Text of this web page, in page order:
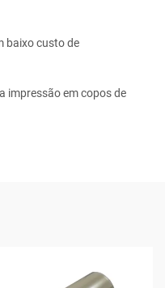
baixo custo de
impressão em copos de